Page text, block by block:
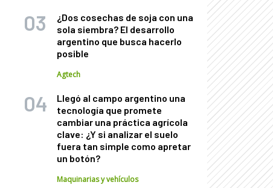
¿Dos cosechas de soja con una
sola siembra? El desarrollo
argentino que busca hacerlo
posible
Agtech
Llegó al campo argentino una
tecnología que promete
cambiar una práctica agrícola
clave: ¿Y si analizar el suelo
fuera tan simple como apretar
un botón?
Maquinarias y vehículos